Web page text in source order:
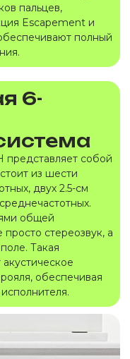
пальцев,
Escapement и
полный
6-
представляет собой
из шести
двух 2.5-см
общей
стереозвук, а
Такая
обеспечивая